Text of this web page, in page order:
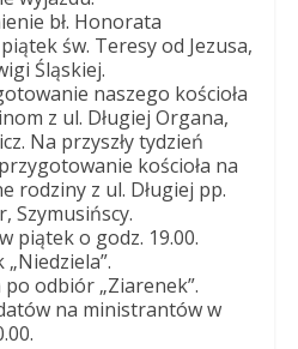
bł. Honorata
św. Teresy od Jezusa,
Śląskiej.
naszego kościoła
z ul. Długiej Organa,
Na przyszły tydzień
kościoła na
rodziny z ul. Długiej pp.
Szymusińscy.
piątek o godz. 19.00.
odbiór „Ziarenek”.
na ministrantów w